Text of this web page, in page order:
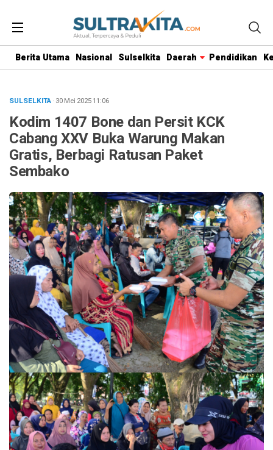
Berita Utama Nasional Sulselkita Daerah Pendidikan
SULSELKITA· 30 Mei 202511:06
Kodim 1407 Bone dan Persit KCK
Cabang XXV Buka Warung Makan
Gratis, Berbagi Ratusan Paket
Sembako